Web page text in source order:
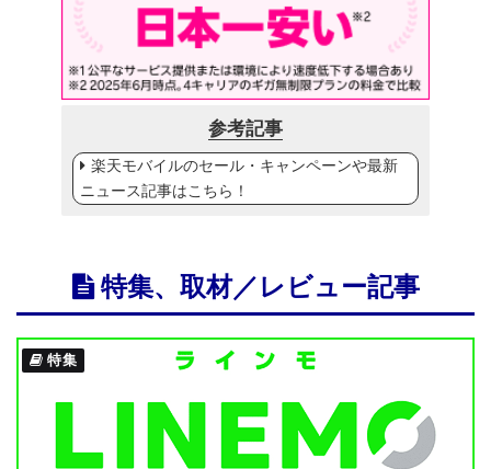
参考記事
楽天モバイルのセール・キャンペーンや最新
ニュース記事はこちら！
特集、取材／レビュー記事
特集